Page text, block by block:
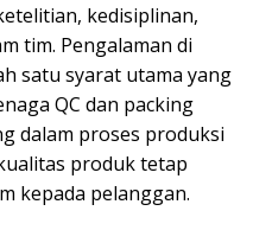
kedisiplinan,
tim. Pengalaman di
satu syarat utama yang
QC dan packing
dalam proses produksi
produk tetap
kepada pelanggan.